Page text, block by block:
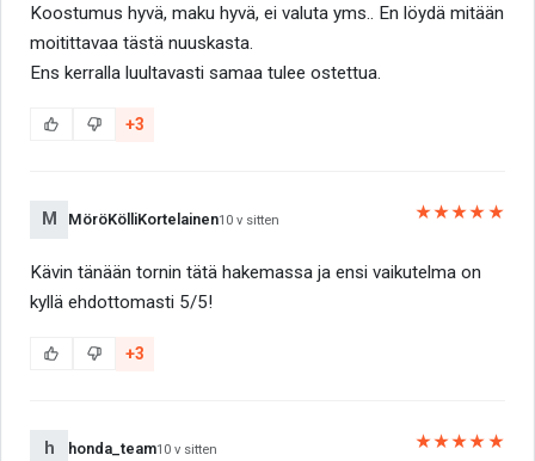
Koostumus hyvä, maku hyvä, ei valuta yms.. En löydä mitään
moitittavaa tästä nuuskasta.
Ens kerralla luultavasti samaa tulee ostettua.
+3
M MöröKölliKortelainen10 v sitten ★★★★★
Kävin tänään tornin tätä hakemassa ja ensi vaikutelma on
kyllä ehdottomasti 5/5!
+3
h honda_team10 v sitten ★★★★★